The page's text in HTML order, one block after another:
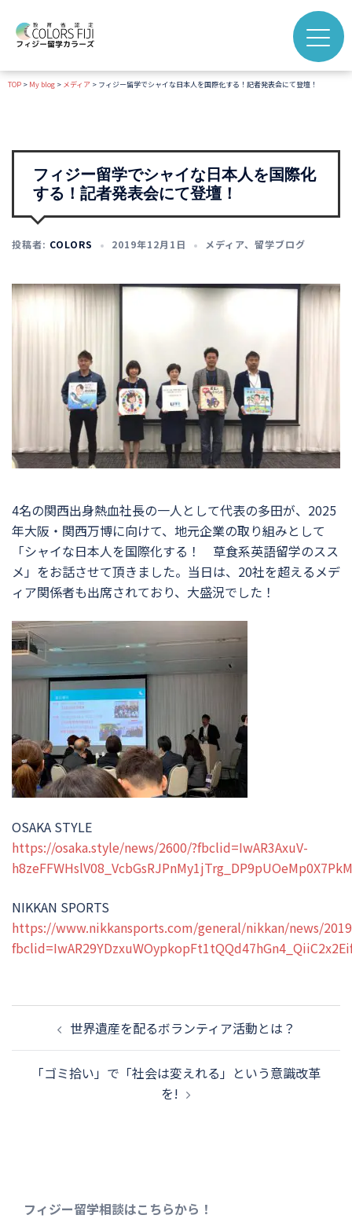
ン
ツTOP > My blog > メディア > フィジー留学でシャイな日本人を国際化する！記者発表会にて登壇！
フィジー留学でシャイな日本人を国際化
する！記者発表会にて登壇！
投稿者: COLORS 2019年12月1日 メディア、 留学ブログ
4名の関西出身熱血社長の一人として代表の多田が、2025
年大阪・関西万博に向けて、地元企業の取り組みとして
「シャイな日本人を国際化する！ 草食系英語留学のスス
メ」をお話させて頂きました。当日は、20社を超えるメデ
ィア関係者も出席されており、大盛況でした！
OSAKA STYLE
https://osaka.style/news/2600/?fbclid=IwAR3AxuV-
NIKKAN SPORTS
https://www.nikkansports.com/general/nikkan/news/
投
ナ
世界遺産を配るボランティア活動とは？
「ゴミ拾い」で「社会は変えれる」という意識改革
を!
フィジー留学相談はこちらから！